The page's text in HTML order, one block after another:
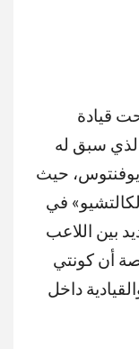
قيادة
سبق له
يوفنتوس، حيث
في
بين اللاعب
أن كونتي
داخل